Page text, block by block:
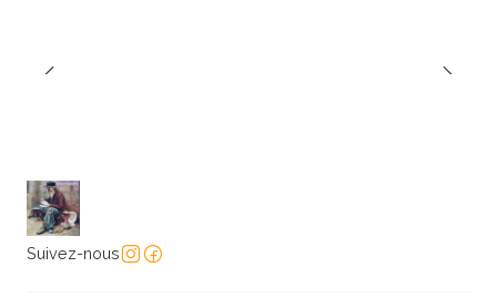
Suivez-nous